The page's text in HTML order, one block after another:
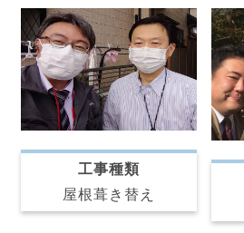
工事種類
屋根葺き替え